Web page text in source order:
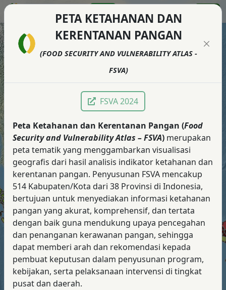
+
+
Prioritas 1 - Sangat Rentan (20 kab/kota)
Prioritas 2 - Rentan (19 kab/kota)
Prioritas 4 - Agak Tahan (111 kab/kota)
Prioritas 5 - Tahan (216 kab/kota)
Prioritas 6 - Sangat Tahan (106 kab/kota)
PETA KETAHANAN DAN
KERENTANAN PANGAN
(FOOD SECURITY AND VULNERABILITY ATLAS -
FSVA)
FSVA 2024
Peta Ketahanan dan Kerentanan Pangan (Food
Security and Vulnerability Atlas – FSVA) merupakan
peta tematik yang menggambarkan visualisasi
geografis dari hasil analisis indikator ketahanan dan
kerentanan pangan. Penyusunan FSVA mencakup
514 Kabupaten/Kota dari 38 Provinsi di Indonesia,
bertujuan untuk menyediakan informasi ketahanan
pangan yang akurat, komprehensif, dan tertata
dengan baik guna mendukung upaya pencegahan
dan penanganan kerawanan pangan, sehingga
dapat memberi arah dan rekomendasi kepada
pembuat keputusan dalam penyusunan program,
kebijakan, serta pelaksanaan intervensi di tingkat
pusat dan daerah.